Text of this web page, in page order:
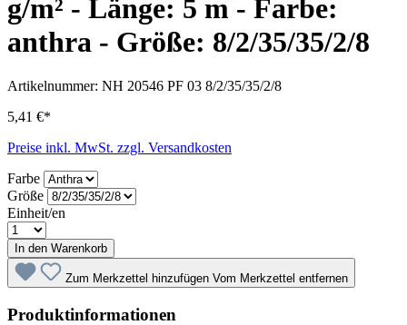
g/m² - Länge: 5 m - Farbe:
anthra - Größe: 8/2/35/35/2/8
Artikelnummer: NH 20546 PF 03 8/2/35/35/2/8
5,41 €*
Preise inkl. MwSt. zzgl. Versandkosten
Farbe
Größe
Einheit/en
In den Warenkorb
Zum Merkzettel hinzufügen Vom Merkzettel entfernen
Produktinformationen